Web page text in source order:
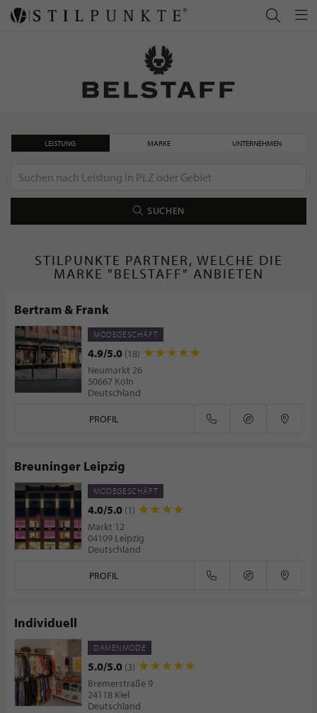
LEISTUNG MARKE UNTERNEHMEN
SUCHEN
STILPUNKTE PARTNER, WELCHE DIE
MARKE "BELSTAFF" ANBIETEN
Bertram & Frank
MODEGESCHÄFT
4.9/5.0 (18)
Neumarkt 26
50667 Köln
Deutschland
PROFIL
Breuninger Leipzig
MODEGESCHÄFT
4.0/5.0 (1)
Markt 12
04109 Leipzig
Deutschland
PROFIL
Individuell
DAMENMODE
5.0/5.0 (3)
Bremerstraße 9
24118 Kiel
Deutschland